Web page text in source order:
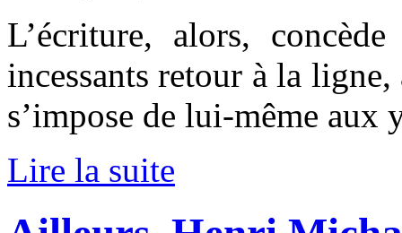
L’écriture, alors,
incessants retour à la ligne,
s’impose de lui-même aux
Lire la suite